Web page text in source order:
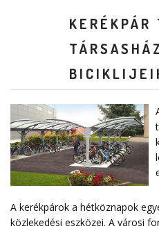
KERÉKPÁR
A kerékpárok a hétköznapok
közlekedési eszközei. A városi